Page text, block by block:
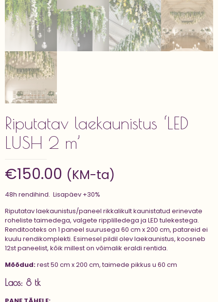
Riputatav laekaunistus ‘LED
LUSH 2 m’
€150.00 (KM-ta)
48h rendihind. Lisapäev +30%
Riputatav laekaunistus/paneel rikkalikult kaunistatud erinevate
roheliste taimedega, valgete ripplilledega ja LED tulekestega.
Renditooteks on 1 paneel suurusega 60 cm x 200 cm, patareid ei
kuulu rendikomplekti. Esimesel pildil olev laekaunistus, koosneb
12st paneelist, kõik millest on võimalik eraldi rentida.
Mõõdud:rest 50 cm x 200 cm, taimede pikkus u 60 cm
Laos: 8 tk